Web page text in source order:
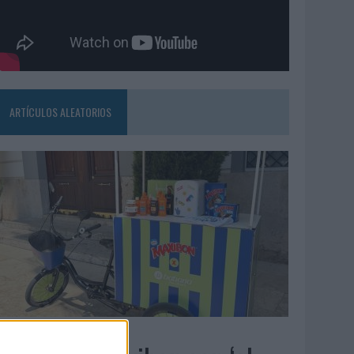
ARTÍCULOS ALEATORIOS